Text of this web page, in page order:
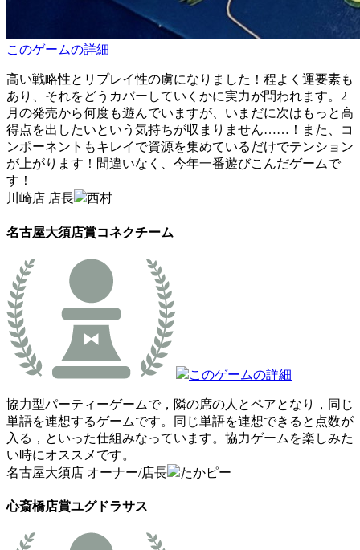
このゲームの詳細
高い戦略性とリプレイ性の虜になりました！程よく運要素も
あり、それをどうカバーしていくかに実力が問われます。2
月の発売から何度も遊んでいますが、いまだに次はもっと高
得点を出したいという気持ちが収まりません……！また、コ
ンポーネントもキレイで資源を集めているだけでテンション
が上がります！間違いなく、今年一番遊びこんだゲームで
す！
川崎店 店長
西村
名古屋大須店賞コネクチーム
このゲームの詳細
協力型パーティーゲームで，隣の席の人とペアとなり，同じ
単語を連想するゲームです。同じ単語を連想できると点数が
入る，といった仕組みなっています。協力ゲームを楽しみた
い時にオススメです。
名古屋大須店 オーナー/店長
たかピー
心斎橋店賞ユグドラサス